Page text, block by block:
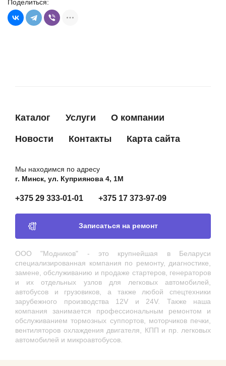
Поделиться:
Каталог Услуги О компании
Новости Контакты Карта сайта
Мы находимся по адресу
г. Минск, ул. Куприянова 4, 1М
+375 29 333-01-01 +375 17 373-97-09
Записаться на ремонт
ООО "Модников" - это крупнейшая в Беларуси
специализированная компания по ремонту, диагностике,
замене, обслуживанию и продаже стартеров, генераторов
и их отдельных узлов для легковых автомобилей,
автобусов и грузовиков, а также любой спецтехники
зарубежного производства 12V и 24V. Также наша
компания занимается профессиональным ремонтом и
обслуживанием тормозных суппортов, моторчиков печки,
вентиляторов охлаждения двигателя, КПП и пр. легковых
автомобилей и микроавтобусов.